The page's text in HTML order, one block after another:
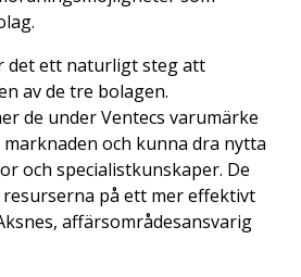
det ett naturligt steg att
av de tre bolagen.
de under Ventecs varumärke
och kunna dra nytta
och specialistkunskaper. De
på ett mer effektivt
affärsområdesansvarig